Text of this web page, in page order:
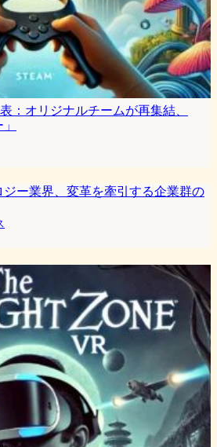
：オリジナルチームが再集結、
ー業界、変革を牽引する企業群の